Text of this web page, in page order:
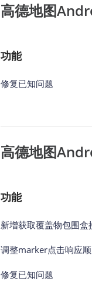
高德地图
功能
修复已知问题
高德地图
功能
新增获取覆盖物包围盒
调整marker点击响应
修复已知问题